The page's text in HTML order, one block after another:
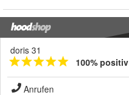
doris 31
100% positiv
Anrufen